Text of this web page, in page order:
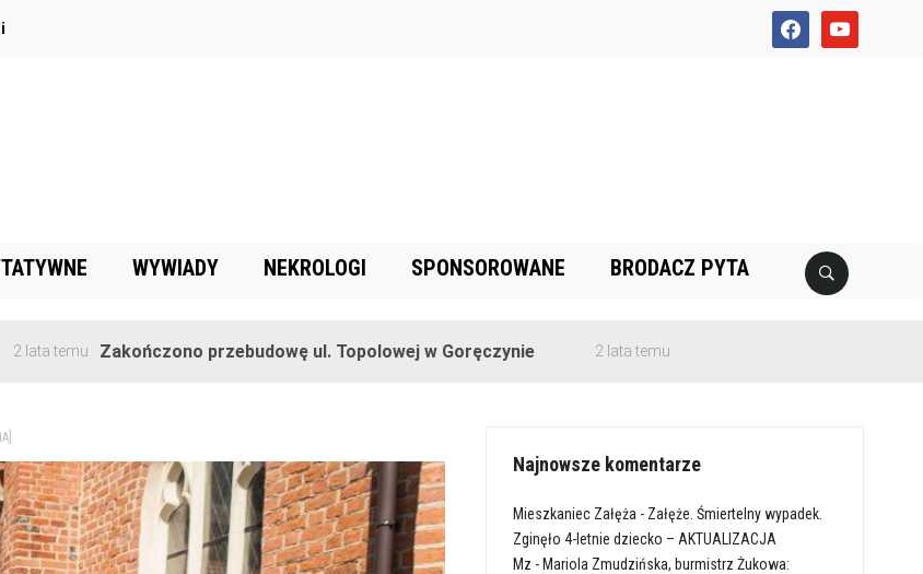
facebookyoutube
WYWIADY NEKROLOGI SPONSOROWANE BRODACZ PYTA
Zakończono przebudowę ul. Topolowej w Goręczynie 2 lata temu
Najnowsze komentarze
Mieszkaniec Załęża - Załęże. Śmiertelny wypadek.
Zginęło 4-letnie dziecko – AKTUALIZACJA
Mz - Mariola Zmudzińska, burmistrz Żukowa: